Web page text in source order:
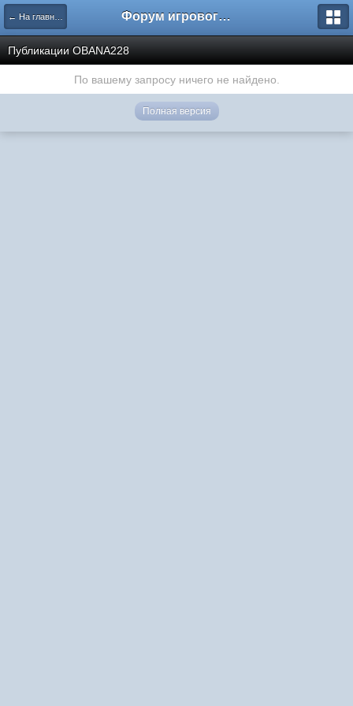
← На главную Форум игрового проекта Riverrise
Публикации OBANA228
По вашему запросу ничего не найдено.
Полная версия